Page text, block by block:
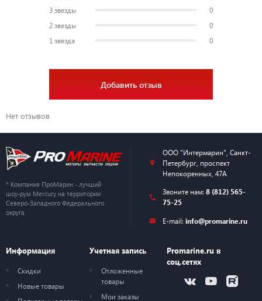
3 звезды
0
2 звезды
0
1 звезда
0
Добавить отзыв
Нет отзывов
* Компания ПроМарин - лучший
шоу-рум Mercury на территории
Северо-Западного Федерального
округа
ООО "Интермарин" Санкт-
Петербург, проспект
Непокоренных, 47А
Звоните нам: 8 (812) 565-
75-25
E-mail: info@promarine.ru
Информация
Скидки
Новые товары
Учетная запись
Отложенные
товары
Мои заказы
Promarine.ru в
соц.сетях